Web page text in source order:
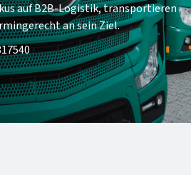
auf B2B-Logistik, transportieren
an sein Ziel.